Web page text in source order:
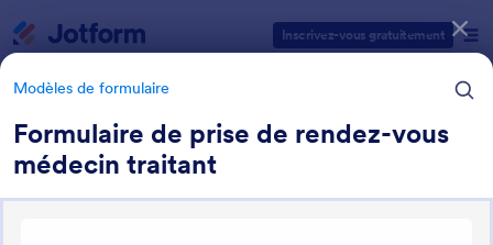
Inscrivez-vous gratuitement
Modèles de formulaire
Formulaire de prise de rendez-vous
médecin traitant
Catégories des modèles de formulaires